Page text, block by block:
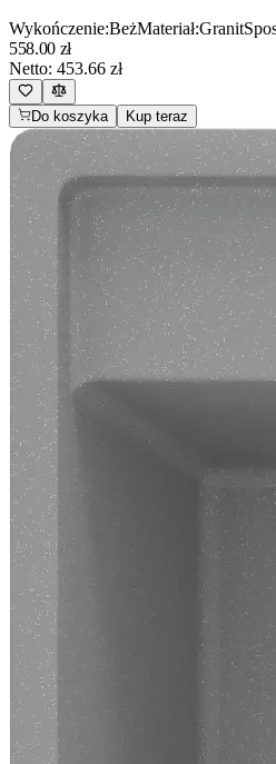
Wykończenie:BeżMateriał:Granit
558.00 zł
Netto: 453.66 zł
Do koszyka Kup teraz